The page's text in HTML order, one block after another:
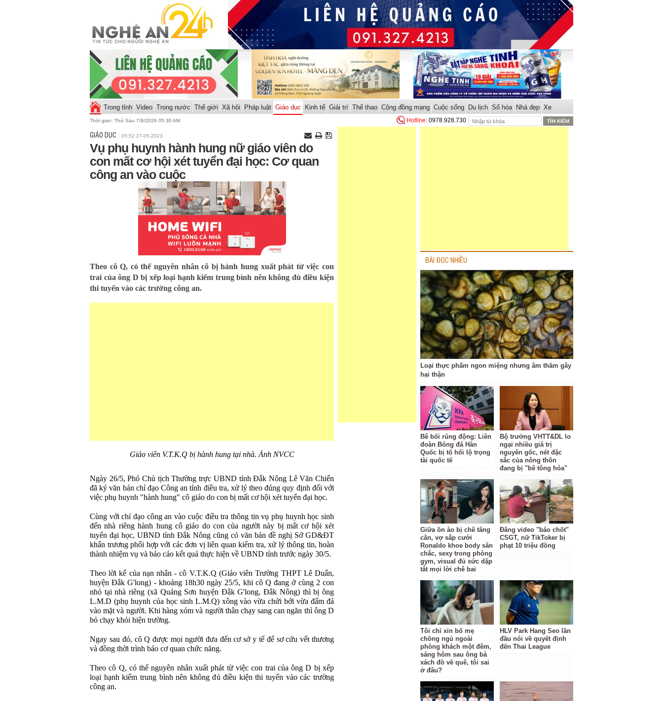
Trong tỉnh Video Trong nước Thế giới Xã hội Pháp luật Giáo dục Kinh tế Giải trí Thể thao Cộng đồng mạng Cuộc sống Du lịch Số hóa Nhà đẹp Xe
Thời gian: Thứ Sáu 7/8/2026 05:31 AM Hotline: 0978.928.730
GIÁO DỤC 05:52 27-05-2023
Vụ phụ huynh hành hung nữ giáo viên do
con mất cơ hội xét tuyển đại học: Cơ quan
công an vào cuộc
Theo cô Q, có thể nguyên nhân cô bị hành hung xuất phát từ việc con
trai của ông D bị xếp loại hạnh kiểm trung bình nên không đủ điều kiện
thi tuyển vào các trường công an.
Giáo viên V.T.K.Q bị hành hung tại nhà. Ảnh NVCC
Ngày 26/5, Phó Chủ tịch Thường trực UBND tỉnh Đắk Nông Lê Văn Chiến
đã ký văn bản chỉ đạo Công an tỉnh điều tra, xử lý theo đúng quy định đối với
việc phụ huynh "hành hung" cô giáo do con bị mất cơ hội xét tuyển đại học.
Cùng với chỉ đạo công an vào cuộc điều tra thông tin vụ phụ huynh học sinh
đến nhà riêng hành hung cô giáo do con của người này bị mất cơ hội xét
tuyển đại học, UBND tỉnh Đắk Nông cũng có văn bản đề nghị Sở GD&ĐT
khẩn trương phối hợp với các đơn vị liên quan kiểm tra, xử lý thông tin, hoàn
thành nhiệm vụ và báo cáo kết quả thực hiện về UBND tỉnh trước ngày 30/5.
Theo lời kể của nạn nhân - cô V.T.K.Q (Giáo viên Trường THPT Lê Duẩn,
huyện Đắk G'long) - khoảng 18h30 ngày 25/5, khi cô Q đang ở cùng 2 con
nhỏ tại nhà riêng (xã Quảng Sơn huyện Đắk G'long, Đắk Nông) thì bị ông
L.M.D (phụ huynh của học sinh L.M.Q) xông vào vừa chửi bới vừa đấm đá
vào mặt và người. Khi hàng xóm và người thân chạy sang can ngăn thì ông D
bỏ chạy khỏi hiện trường.
Ngay sau đó, cô Q được mọi người đưa đến cơ sở y tế để sơ cứu vết thương
và đồng thời trình báo cơ quan chức năng.
Theo cô Q, có thể nguyên nhân xuất phát từ việc con trai của ông D bị xếp
loại hạnh kiểm trung bình nên không đủ điều kiện thi tuyển vào các trường
công an.
BÀI ĐỌC NHIỀU
Loại thực phẩm ngon miệng nhưng âm thầm gây
hại thận
Bê bối rúng động: Liên
đoàn Bóng đá Hàn
Quốc bị tố hối lộ trọng
tài quốc tế
Bộ trưởng VHTT&DL lo
ngại nhiều giá trị
nguyên gốc, nét đặc
sắc của nông thôn
đang bị "bê tông hóa"
Giữa ồn ào bị chê tăng
cân, vợ sắp cưới
Ronaldo khoe body săn
chắc, sexy trong phòng
gym, visual đủ sức dập
tắt mọi lời chê bai
Đăng video "báo chốt"
CSGT, nữ TikToker bị
phạt 10 triệu đồng
Tôi chỉ xin bố mẹ
chồng ngủ ngoài
phòng khách một đêm,
sáng hôm sau ông bà
xách đồ về quê, tôi sai
ở đâu?
HLV Park Hang Seo lần
đầu nói về quyết định
đến Thai League